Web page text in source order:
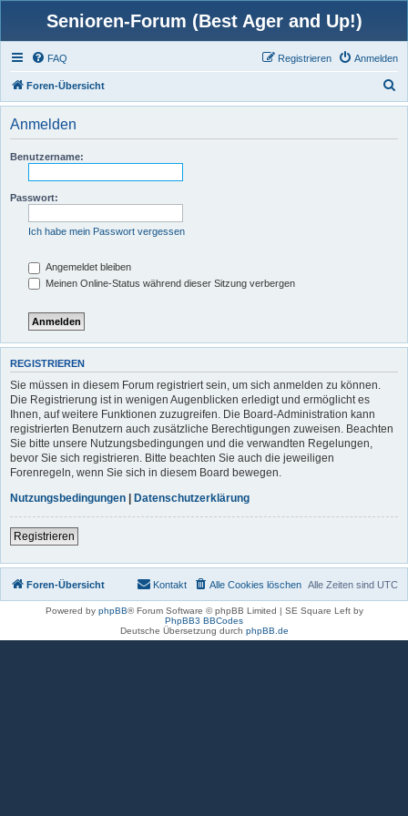
Senioren-Forum (Best Ager and Up!)
FAQ Anmelden
Registrieren
Foren-Übersicht
u
Anmelden
Benutzername:
Passwort:
Ich habe mein Passwort vergessen
Angemeldet bleiben
Meinen Online-Status während dieser Sitzung verbergen
REGISTRIEREN
Sie müssen in diesem Forum registriert sein, um sich anmelden zu können.
Die Registrierung ist in wenigen Augenblicken erledigt und ermöglicht es
Ihnen, auf weitere Funktionen zuzugreifen. Die Board-Administration kann
registrierten Benutzern auch zusätzliche Berechtigungen zuweisen. Beachten
Sie bitte unsere Nutzungsbedingungen und die verwandten Regelungen,
bevor Sie sich registrieren. Bitte beachten Sie auch die jeweiligen
Forenregeln, wenn Sie sich in diesem Board bewegen.
Nutzungsbedingungen | Datenschutzerklärung
Registrieren
Foren-Übersicht Alle Zeiten sind UTC
Alle Cookies löschen
Kontakt
Powered by phpBB® Forum Software © phpBB Limited | SE Square Left by
PhpBB3 BBCodes
Deutsche Übersetzung durch phpBB.de